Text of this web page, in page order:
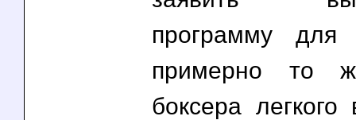
программу
примерно то
боксера легкого